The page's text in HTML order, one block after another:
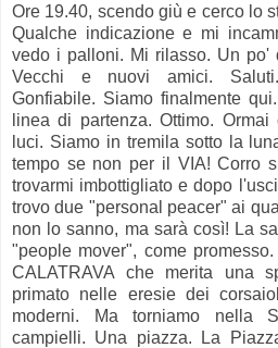
Ore 19.40, scendo giù e cerco lo
Qualche indicazione e mi
vedo i palloni. Mi rilasso. Un po'
Vecchi e nuovi amici.
Gonfiabile. Siamo finalmente
linea di partenza. Ottimo.
luci. Siamo in tremila sotto la
tempo se non per il VIA! Corro
trovarmi imbottigliato e dopo
trovo due "personal peacer" ai
non lo sanno, ma sarà così! La
"people mover", come
CALATRAVA che merita una
primato nelle eresie dei
moderni. Ma torniamo nella
campielli. Una piazza. La